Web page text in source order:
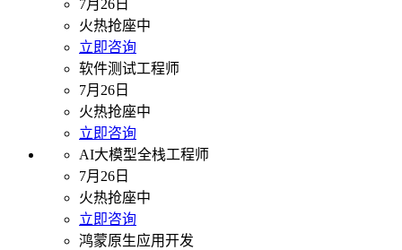
7月26日
火热抢座中
立即咨询
软件测试工程师
7月26日
火热抢座中
立即咨询
AI大模型全栈工程师
7月26日
火热抢座中
立即咨询
鸿蒙原生应用开发